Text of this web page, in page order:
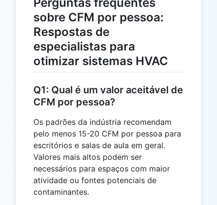
sobre CFM por pessoa:
Respostas de
especialistas para
otimizar sistemas HVAC
Q1: Qual é um valor aceitável de
CFM por pessoa?
Os padrões da indústria recomendam
pelo menos 15-20 CFM por pessoa para
escritórios e salas de aula em geral.
Valores mais altos podem ser
necessários para espaços com maior
atividade ou fontes potenciais de
contaminantes.